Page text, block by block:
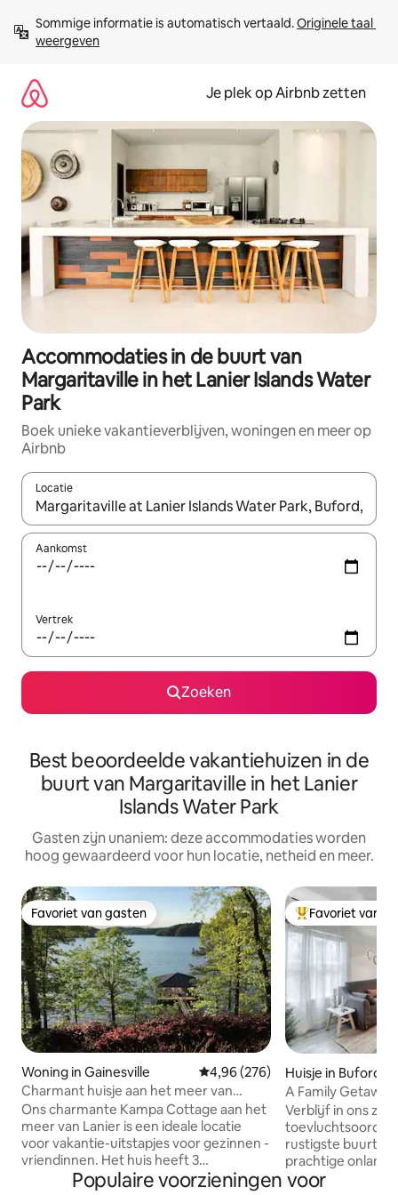
direct
naar
Sommige informatie is automatisch vertaald. Originele taal
weergeven
Je plek op Airbnb zetten
Accommodaties in de buurt van
Margaritaville in het Lanier Islands Water
Park
Boek unieke vakantieverblijven, woningen en meer op
Airbnb
Locatie
Wanneer er resultaten beschikbaar zijn, maak je een keuze
Aankomst
Vertrek
Zoeken
Best beoordeelde vakantiehuizen in de
buurt van Margaritaville in het Lanier
Islands Water Park
Gasten zijn unaniem: deze accommodaties worden
hoog gewaardeerd voor hun locatie, netheid en meer.
Favoriet van gasten
Favoriet van gasten
Woning in Gainesville Gemiddelde beoordeling van
4,96 (276)
Charmant huisje aan het meer van
Lanier met dok
Ons charmante Kampa Cottage aan het
meer van Lanier is een ideale locatie
voor vakantie-uitstapjes voor gezinnen -
vriendinnen. Het huis heeft 3
slaapkamers/3 volledige badkamers en
Topfavoriet van
Favoriet van
Huisje in Buford
A Family
minuten naar
Verblijf in ons
toevluchtsoord
rustigste buurt
prachtige
schuilplaats ligt
Populaire voorzieningen voor